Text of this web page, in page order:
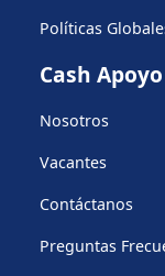
Políticas
Cash
Nosotros
Vacantes
Contáctanos
Preguntas